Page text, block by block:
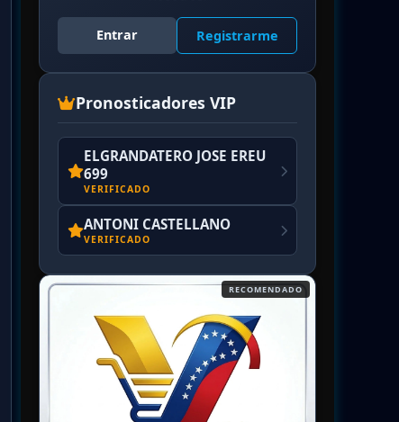
Entrar Registrarme
Pronosticadores VIP
ELGRANDATERO JOSE EREU
699
VERIFICADO
ANTONI CASTELLANO
VERIFICADO
RECOMENDADO